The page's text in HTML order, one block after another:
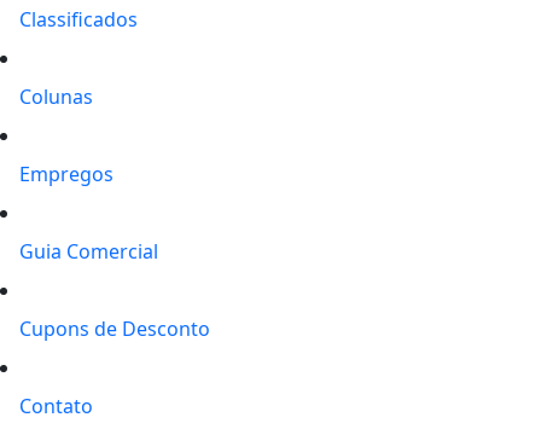
Classificados
Colunas
Empregos
Guia Comercial
Cupons de Desconto
Contato